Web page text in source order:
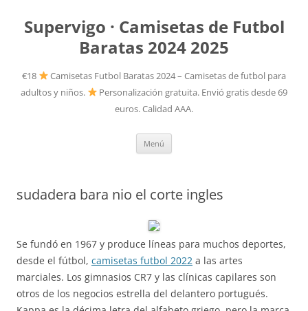
Supervigo · Camisetas de Futbol
Baratas 2024 2025
€18
Camisetas Futbol Baratas 2024 – Camisetas de futbol para
adultos y niños.
Personalización gratuita. Envió gratis desde 69
euros. Calidad AAA.
Menú
sudadera bara nio el corte ingles
Se fundó en 1967 y produce líneas para muchos deportes,
desde el fútbol, camisetas futbol 2022 a las artes
marciales. Los gimnasios CR7 y las clínicas capilares son
otros de los negocios estrella del delantero portugués.